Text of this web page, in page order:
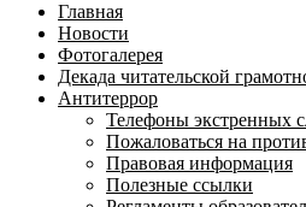
Главная
Новости
Фотогалерея
Декада читательской
Антитеррор
Телефоны экстренных
Пожаловаться на
Правовая информация
Полезные ссылки